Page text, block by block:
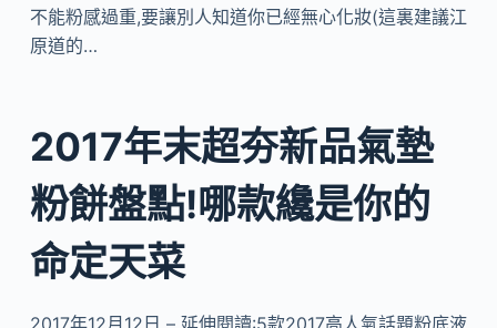
不能粉感過重,要讓別人知道你已經無心化妝(這裏建議江
原道的…
2017年末超夯新品氣墊
粉餅盤點!哪款纔是你的
命定天菜
2017年12月12日 – 延伸閱讀:5款2017高人氣話題粉底液